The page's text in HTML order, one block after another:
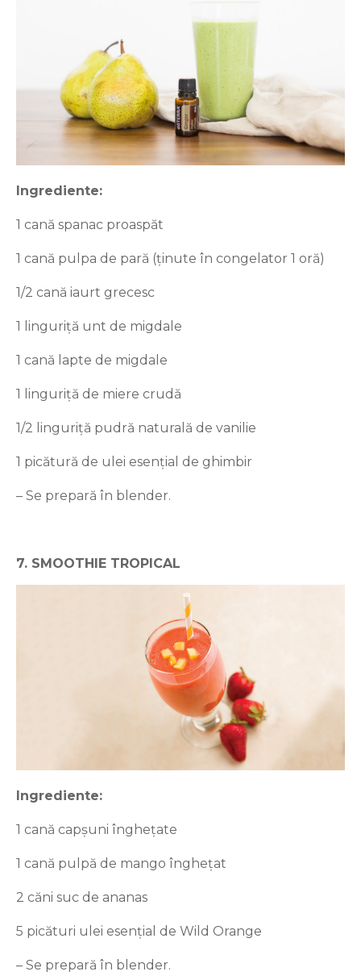
Ingrediente:
1 cană spanac proaspăt
1 cană pulpa de pară (ținute în congelator 1 oră)
1/2 cană iaurt grecesc
1 linguriță unt de migdale
1 cană lapte de migdale
1 linguriță de miere crudă
1/2 linguriță pudră naturală de vanilie
1 picătură de ulei esențial de ghimbir
– Se prepară în blender.
7. SMOOTHIE TROPICAL
Ingrediente:
1 cană capșuni înghețate
1 cană pulpă de mango înghețat
2 căni suc de ananas
5 picături ulei esențial de Wild Orange
– Se prepară în blender.